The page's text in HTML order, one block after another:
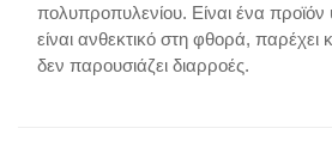
πολυπροπυλενίου. Είναι ένα
είναι ανθεκτικό στη φθορά,
δεν παρουσιάζει διαρροές.